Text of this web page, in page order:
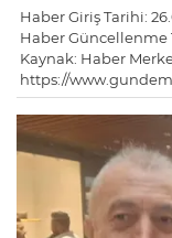
Haber Giriş Tarihi:
Haber Güncellenme
Kaynak: Haber
https://